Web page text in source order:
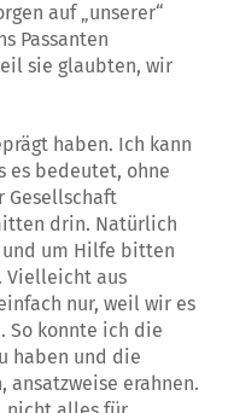
auf „unserer“
Passan­ten
sie glaubten, wir
ha­ben. Ich kann
es bedeutet, ohne
Gesellschaft
drin. Natürlich
um Hilfe bitten
Vielleicht aus
nur, weil wir es
So konnte ich die
haben und die
ansatzweise erahnen.